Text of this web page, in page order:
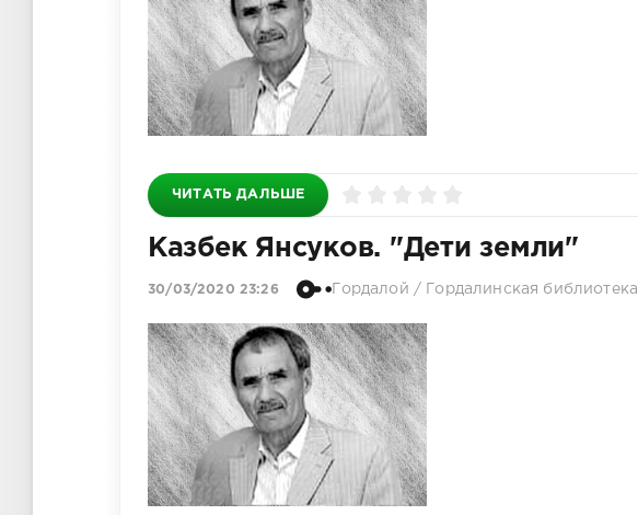
ЧИТАТЬ ДАЛЬШЕ
Казбек Янсуков. "Дети земли"
30/03/2020 23:26 Гордалой / Гордалинская библиотека